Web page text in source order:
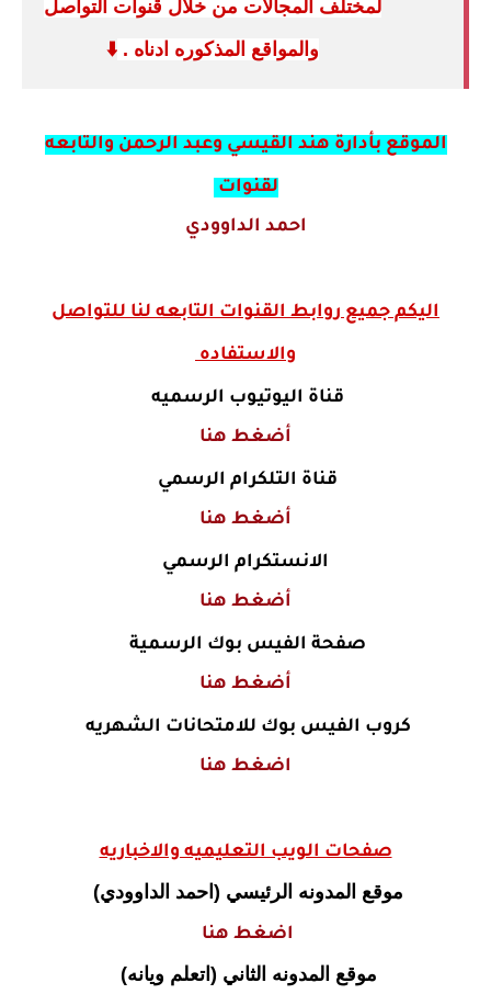
لمختلف المجالات من خلال قنوات التواصل
والمواقع المذكوره ادناه . ⬇️
الموقع بأدارة هند القيسي وعبد الرحمن والتابعه
لقنوات
احمد الداوودي
اليكم جميع روابط القنوات التابعه لنا للتواصل
والاستفاده
قناة اليوتيوب الرسميه
أضغط هنا
قناة التلكرام الرسمي
أضغط هنا
الانستكرام الرسمي
أضغط هنا
صفحة الفيس بوك الرسمية
أضغط هنا
كروب الفيس بوك للامتحانات الشهريه
اضغط هنا
صفحات الويب التعليميه والاخباريه
موقع المدونه الرئيسي (احمد الداوودي)
اضغط هنا
موقع المدونه الثاني (اتعلم ويانه)